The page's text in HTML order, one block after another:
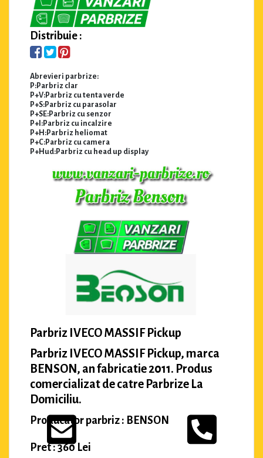
Distribuie :
Abrevieri parbrize:
P:Parbriz clar
P+V:Parbriz cu tenta verde
P+S:Parbriz cu parasolar
P+SE:Parbriz cu senzor
P+I:Parbriz cu incalzire
P+H:Parbriz heliomat
P+C:Parbriz cu camera
P+Hud:Parbriz cu head up display
Parbriz IVECO MASSIF Pickup
Parbriz IVECO MASSIF Pickup, marca
BENSON, an fabricatie 2011. Produs
comercializat de catre Parbrize La
Domiciliu.
Producator parbriz : BENSON
Pret : 360 Lei